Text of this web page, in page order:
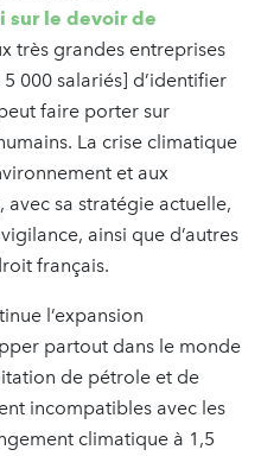
sur le devoir de
très grandes entreprises
000 salariés] d’identifier
faire porter sur
La crise climatique
et aux
avec sa stratégie actuelle,
ainsi que d’autres
français.
l’expansion
partout dans le monde
de pétrole et de
incompatibles avec les
climatique à 1,5